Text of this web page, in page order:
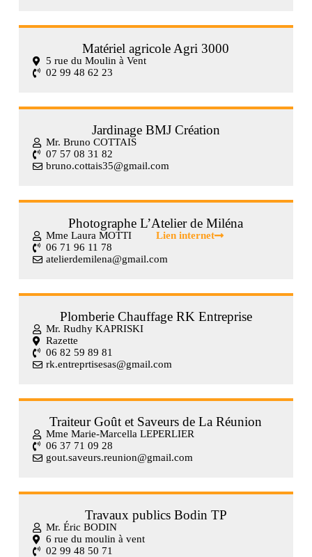
Matériel agricole Agri 3000
5 rue du Moulin à Vent
02 99 48 62 23
Jardinage BMJ Création
Mr. Bruno COTTAIS
07 57 08 31 82
bruno.cottais35@gmail.com
Photographe L’Atelier de Miléna
Mme Laura MOTTI
06 71 96 11 78
atelierdemilena@gmail.com
Lien internet
Plomberie Chauffage RK Entreprise
Mr. Rudhy KAPRISKI
Razette
06 82 59 89 81
rk.entreprtisesas@gmail.com
Traiteur Goût et Saveurs de La Réunion
Mme Marie-Marcella LEPERLIER
06 37 71 09 28
gout.saveurs.reunion@gmail.com
Travaux publics Bodin TP
Mr. Éric BODIN
6 rue du moulin à vent
02 99 48 50 71